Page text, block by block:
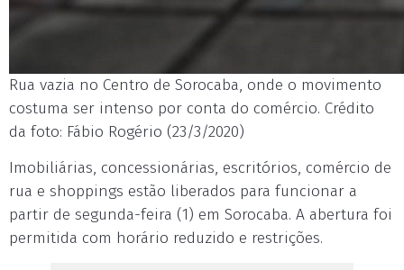
Rua vazia no Centro de Sorocaba, onde o movimento
costuma ser intenso por conta do comércio. Crédito
da foto: Fábio Rogério (23/3/2020)
Imobiliárias, concessionárias, escritórios, comércio de
rua e shoppings estão liberados para funcionar a
partir de segunda-feira (1) em Sorocaba. A abertura foi
permitida com horário reduzido e restrições.